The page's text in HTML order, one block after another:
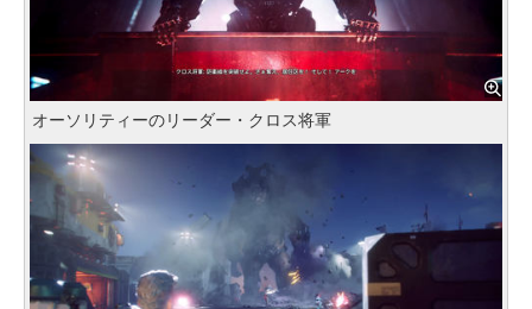
オーソリティーのリーダー・クロス将軍